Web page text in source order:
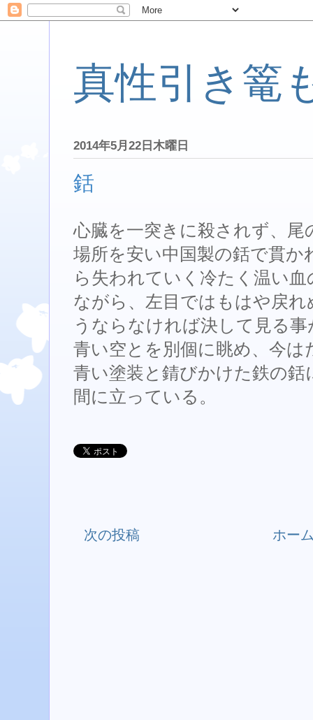
真性引き篭
2014年5月22日木曜日
銛
心臓を一突きに殺されず、
場所を安い中国製の銛で貫か
ら失われていく冷たく温い
ながら、左目ではもはや戻
うならなければ決して見る
青い空とを別個に眺め、今
青い塗装と錆びかけた鉄の
間に立っている。
次の投稿 ホー